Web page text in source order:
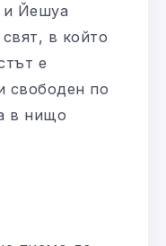
и Йешуа
в който
е
свободен по
в нищо